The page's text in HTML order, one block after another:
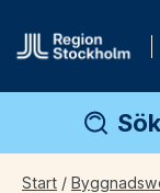
Sök
Start /